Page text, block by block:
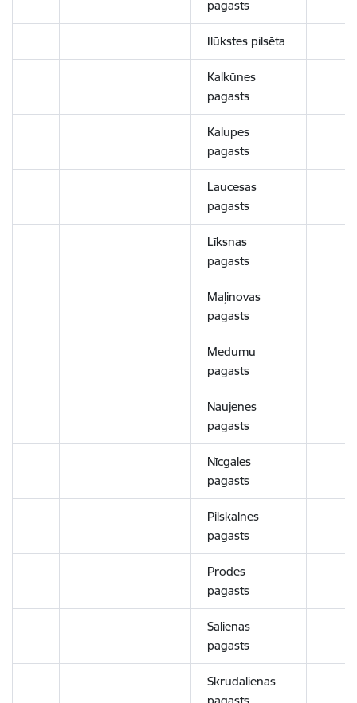
pagasts
Ilūkstes pilsēta
Kalkūnes
pagasts
Kalupes
pagasts
Laucesas
pagasts
Līksnas
pagasts
Maļinovas
pagasts
Medumu
pagasts
Naujenes
pagasts
Nīcgales
pagasts
Pilskalnes
pagasts
Prodes
pagasts
Salienas
pagasts
Skrudalienas